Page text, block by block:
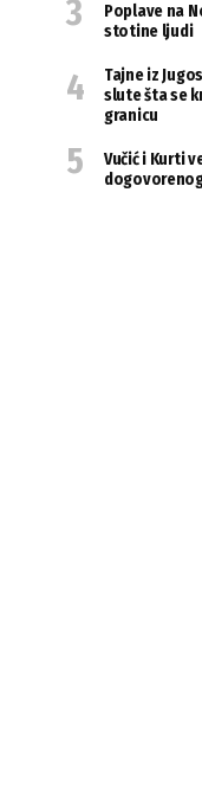
Poplave na
stotine ljudi
Tajne iz
slute šta se
granicu
Vučić i Kurti